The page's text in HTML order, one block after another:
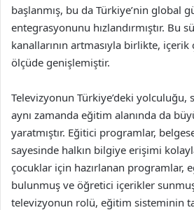
başlanmış, bu da Türkiye’nin global
entegrasyonunu hızlandırmıştır. Bu
kanallarının artmasıyla birlikte,
ölçüde genişlemiştir.
Televizyonun Türkiye’deki yolculuğu,
aynı zamanda eğitim alanında da
yaratmıştır. Eğitici programlar,
sayesinde halkın bilgiye erişimi
çocuklar için hazırlanan programlar,
bulunmuş ve öğretici içerikler
televizyonun rolü, eğitim sisteminin